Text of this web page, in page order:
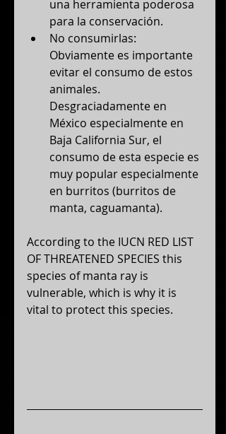
una herramienta poderosa
para la conservación.
No consumirlas:
Obviamente es importante
evitar el consumo de estos
animales.
Desgraciadamente en
México especialmente en
Baja California Sur, el
consumo de esta especie es
muy popular especialmente
en burritos (burritos de
manta, caguamanta).
According to the IUCN RED LIST
OF THREATENED SPECIES this
species of manta ray is
vulnerable, which is why it is
vital to protect this species.